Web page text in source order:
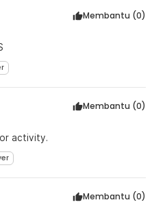
produk ini:
Sport UV Protection Outdoor
Membantu (0)
Membantu (0)
activity.
Membantu (0)